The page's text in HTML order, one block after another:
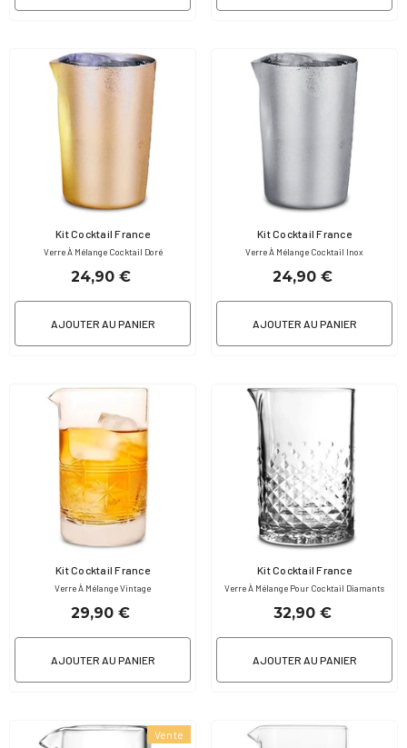
Fournisseur:Kit Cocktail France
Verre À Mélange Cocktail Doré
24,90 €
AJOUTER AU PANIER
Fournisseur:Kit Cocktail France
Verre À Mélange Cocktail Inox
24,90 €
AJOUTER AU PANIER
Fournisseur:Kit Cocktail France
Verre À Mélange Vintage
29,90 €
AJOUTER AU PANIER
Fournisseur:Kit Cocktail France
Verre À Mélange Pour Cocktail Diamants
32,90 €
AJOUTER AU PANIER
Vente